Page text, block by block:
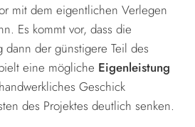
mit dem eigentlichen Verlegen
Es kommt vor, dass die
der günstigere Teil des
eine mögliche Eigenleistung
Geschick
des Projektes deutlich senken.